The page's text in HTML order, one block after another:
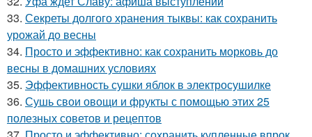
33. Секреты долгого хранения тыквы: как сохранить
урожай до весны
34. Просто и эффективно: как сохранить морковь до
весны в домашних условиях
35. Эффективность сушки яблок в электросушилке
36. Сушь свои овощи и фрукты с помощью этих 25
полезных советов и рецептов